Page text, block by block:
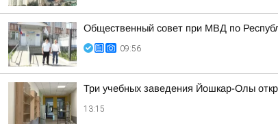
Общественный совет при МВД по
09:56
Три учебных заведения Йошкар-Олы
13:15